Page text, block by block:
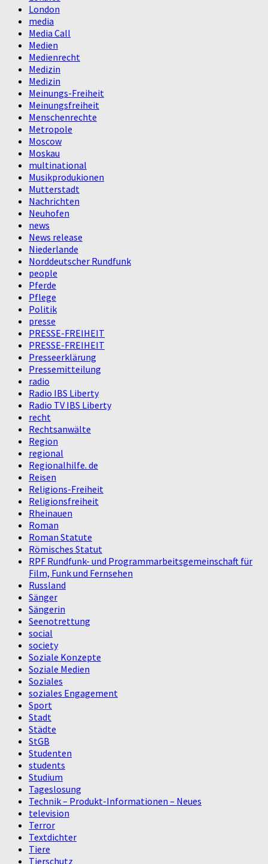
London
media
Media Call
Medien
Medienrecht
Medizin
Medizin
Meinungs-Freiheit
Meinungsfreiheit
Menschenrechte
Metropole
Moscow
Moskau
multinational
Musikprodukionen
Mutterstadt
Nachrichten
Neuhofen
news
News release
Niederlande
Norddeutscher Rundfunk
people
Pferde
Pflege
Politik
presse
PRESSE-FREIHEIT
PRESSE-FREIHEIT
Presseerklärung
Pressemitteilung
radio
Radio IBS Liberty
Radio TV IBS Liberty
recht
Rechtsanwälte
Region
regional
Regionalhilfe. de
Reisen
Religions-Freiheit
Religionsfreiheit
Rheinauen
Roman
Roman Statute
Römisches Statut
RPF Rundfunk- und Programmarbeitsgemeinschaft für
Film, Funk und Fernsehen
Russland
Sänger
Sängerin
Seenotrettung
social
society
Soziale Konzepte
Soziale Medien
Soziales
soziales Engagement
Sport
Stadt
Städte
StGB
Studenten
students
Studium
Tageslosung
Technik – Produkt-Informationen – Neues
television
Terror
Textdichter
Tiere
Tierschutz